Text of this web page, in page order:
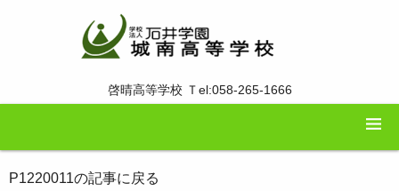
啓晴高等学校 Ｔel:058-265-1666
P1220011の記事に戻る